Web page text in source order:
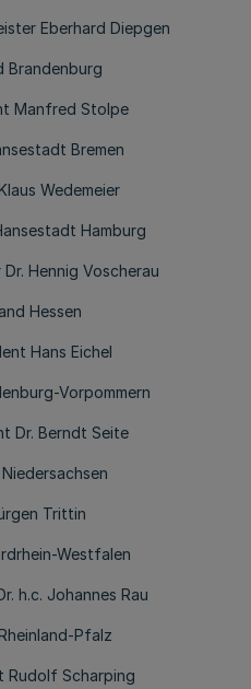
Eberhard Diepgen
Brandenburg
Manfred Stolpe
Bremen
Wedemeier
Hamburg
Hennig Voscherau
Hessen
Hans Eichel
Vorpommern
Dr. Berndt Seite
Trittin
Westfalen
h.c. Johannes Rau
Pfalz
Rudolf Scharping